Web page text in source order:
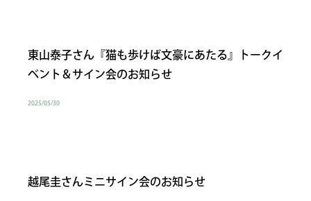
東山泰子さん『猫も歩けば文豪にあたる』トークイ
ベント＆サイン会のお知らせ
2025/05/30
越尾圭さんミニサイン会のお知らせ